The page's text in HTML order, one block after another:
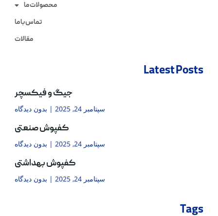
محصولات ما
تماس با ما
مقالات
Latest Posts
جیگ و فیکسچر
سپتامبر 24, 2025 بدون دیدگاه
کفپوش صنعتی
سپتامبر 24, 2025 بدون دیدگاه
کفپوش بهداشتی
سپتامبر 24, 2025 بدون دیدگاه
Tags